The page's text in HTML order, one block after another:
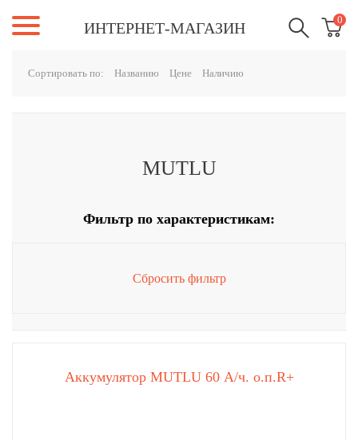
ИНТЕРНЕТ-МАГАЗИН 0
Сортировать по: Названию Цене Наличию
MUTLU
Фильтр по характеристикам:
Сбросить фильтр
Аккумулятор MUTLU 60 А/ч. о.п.R+